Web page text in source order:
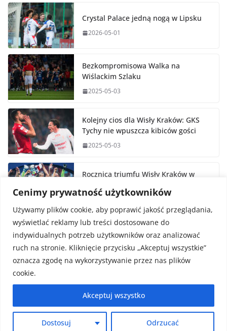
Cenimy prywatność użytkowników
Używamy plików cookie, aby poprawić jakość przeglądania,
wyświetlać reklamy lub treści dostosowane do
indywidualnych potrzeb użytkowników oraz analizować
ruch na stronie. Kliknięcie przycisku „Akceptuj wszystkie”
oznacza zgodę na wykorzystywanie przez nas plików
cookie.
Dostosuj Odrzucać
Akceptuj wszystko
Crystal Palace jedną nogą w Lipsku
2026-05-01
Bezkompromisowa Walka na
Wiślackim Szlaku
2025-05-03
Kolejny cios dla Wisły Kraków: GKS
Tychy nie wpuszcza kibiców gości
2025-05-03
Rocznica triumfu Wisły Kraków w
2025-05-02
Prawa autorskie © 2026FaktySport.pl. Wszystkie prawa
zastrzeżone.
Motyw:ColorMagstworzony przez ThemeGrill. Wspierane
przez